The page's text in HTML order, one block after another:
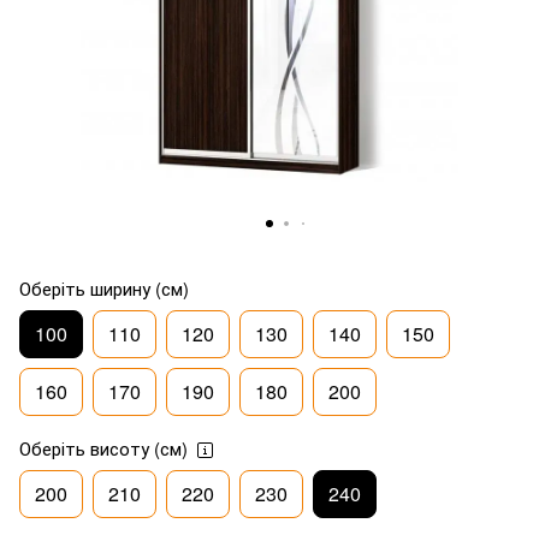
Оберіть ширину (см)
100 110 120 130 140 150
160 170 190 180 200
Оберіть висоту (см)
200 210 220 230 240